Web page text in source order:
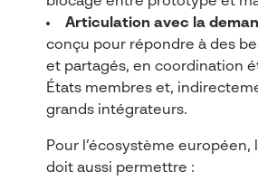
Articulation avec la
conçu pour répondre à des
et partagés, en coordination
États membres et,
grands intégrateurs.​
Pour l’écosystème européen,
doit aussi permettre :